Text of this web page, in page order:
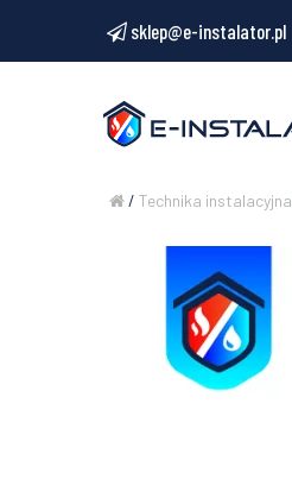
sklep@e-instalator.pl
/ Technika instalacyjna